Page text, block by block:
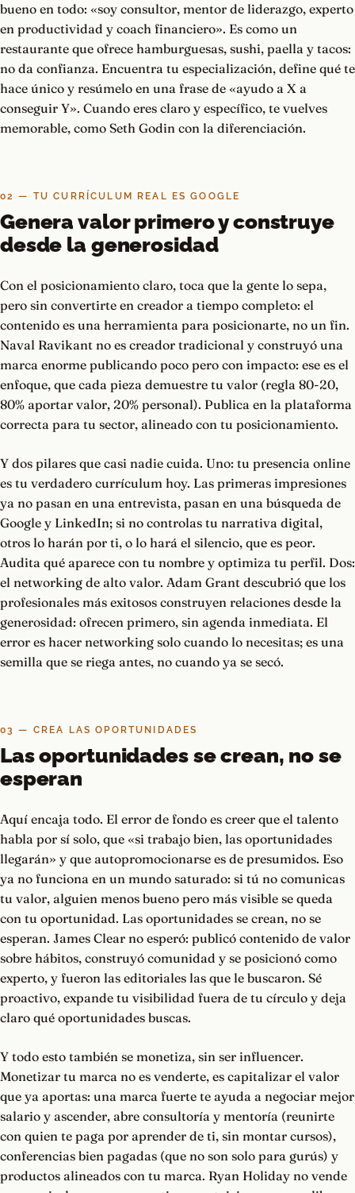
bueno en todo: «soy consultor, mentor de liderazgo, experto
en productividad y coach financiero». Es como un
restaurante que ofrece hamburguesas, sushi, paella y tacos:
no da confianza. Encuentra tu especialización, define qué te
hace único y resúmelo en una frase de «ayudo a X a
conseguir Y». Cuando eres claro y específico, te vuelves
memorable, como Seth Godin con la diferenciación.
02 — TU CURRÍCULUM REAL ES GOOGLE
Genera valor primero y construye
desde la generosidad
Con el posicionamiento claro, toca que la gente lo sepa,
pero sin convertirte en creador a tiempo completo: el
contenido es una herramienta para posicionarte, no un fin.
Naval Ravikant no es creador tradicional y construyó una
marca enorme publicando poco pero con impacto: ese es el
enfoque, que cada pieza demuestre tu valor (regla 80-20,
80% aportar valor, 20% personal). Publica en la plataforma
correcta para tu sector, alineado con tu posicionamiento.
Y dos pilares que casi nadie cuida. Uno: tu presencia online
es tu verdadero currículum hoy. Las primeras impresiones
ya no pasan en una entrevista, pasan en una búsqueda de
Google y LinkedIn; si no controlas tu narrativa digital,
otros lo harán por ti, o lo hará el silencio, que es peor.
Audita qué aparece con tu nombre y optimiza tu perfil. Dos:
el networking de alto valor. Adam Grant descubrió que los
profesionales más exitosos construyen relaciones desde la
generosidad: ofrecen primero, sin agenda inmediata. El
error es hacer networking solo cuando lo necesitas; es una
semilla que se riega antes, no cuando ya se secó.
03 — CREA LAS OPORTUNIDADES
Las oportunidades se crean, no se
esperan
Aquí encaja todo. El error de fondo es creer que el talento
habla por sí solo, que «si trabajo bien, las oportunidades
llegarán» y que autopromocionarse es de presumidos. Eso
ya no funciona en un mundo saturado: si tú no comunicas
tu valor, alguien menos bueno pero más visible se queda
con tu oportunidad. Las oportunidades se crean, no se
esperan. James Clear no esperó: publicó contenido de valor
sobre hábitos, construyó comunidad y se posicionó como
experto, y fueron las editoriales las que le buscaron. Sé
proactivo, expande tu visibilidad fuera de tu círculo y deja
claro qué oportunidades buscas.
Y todo esto también se monetiza, sin ser influencer.
Monetizar tu marca no es venderte, es capitalizar el valor
que ya aportas: una marca fuerte te ayuda a negociar mejor
salario y ascender, abre consultoría y mentoría (reunirte
con quien te paga por aprender de ti, sin montar cursos),
conferencias bien pagadas (que no son solo para gurús) y
productos alineados con tu marca. Ryan Holiday no vende